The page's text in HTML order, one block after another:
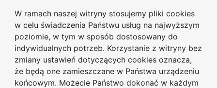
W ramach naszej witryny stosujemy pliki cookies
w celu świadczenia Państwu usług na najwyższym
poziomie, w tym w sposób dostosowany do
indywidualnych potrzeb. Korzystanie z witryny bez
zmiany ustawień dotyczących cookies oznacza,
że będą one zamieszczane w Państwa urządzeniu
końcowym. Możecie Państwo dokonać w każdym
Przejdź do głównego menu
Przejdź do treści
Przejdź do wyszukiwarki
Przejdź do mapy serwisu
Uniwersytet
Jana Długosza w Częstochowie